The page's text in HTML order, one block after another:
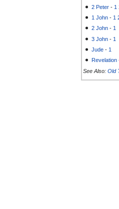
2 Peter - 1
1 John - 1
2 John - 1
3 John - 1
Jude - 1
Revelation
See Also: Old